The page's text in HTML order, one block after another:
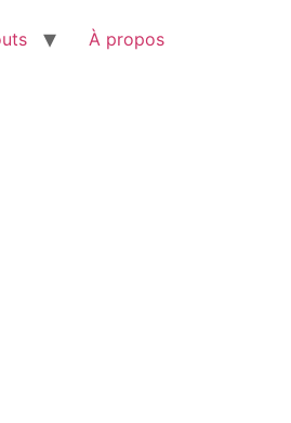
À propos